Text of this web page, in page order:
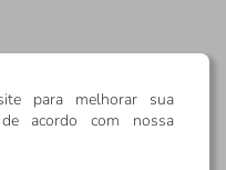
para melhorar sua
acordo com nossa